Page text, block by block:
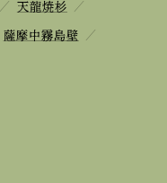
／ 天龍焼杉 ／
薩摩中霧島壁 ／